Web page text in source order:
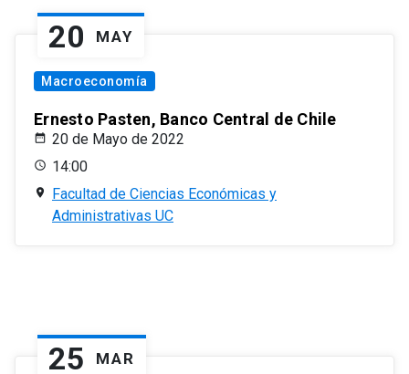
20 MAY
Macroeconomía
Ernesto Pasten, Banco Central de Chile
20 de Mayo de 2022
14:00
Facultad de Ciencias Económicas y
Administrativas UC
25 MAR